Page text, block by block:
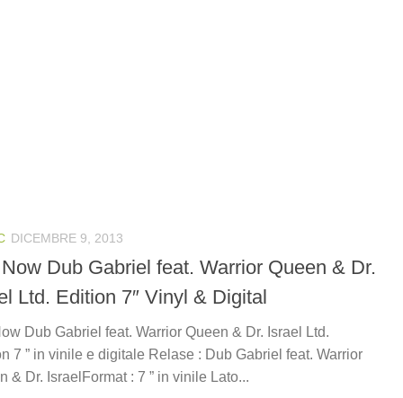
DICEMBRE 9, 2013
Dub Gabriel feat. Warrior Queen & Dr.
Ltd. Edition 7″ Vinyl & Digital
Dub Gabriel feat. Warrior Queen & Dr. Israel Ltd.
7 ” in vinile e digitale Relase : Dub Gabriel feat. Warrior
& Dr. IsraelFormat : 7 ” in vinile Lato...